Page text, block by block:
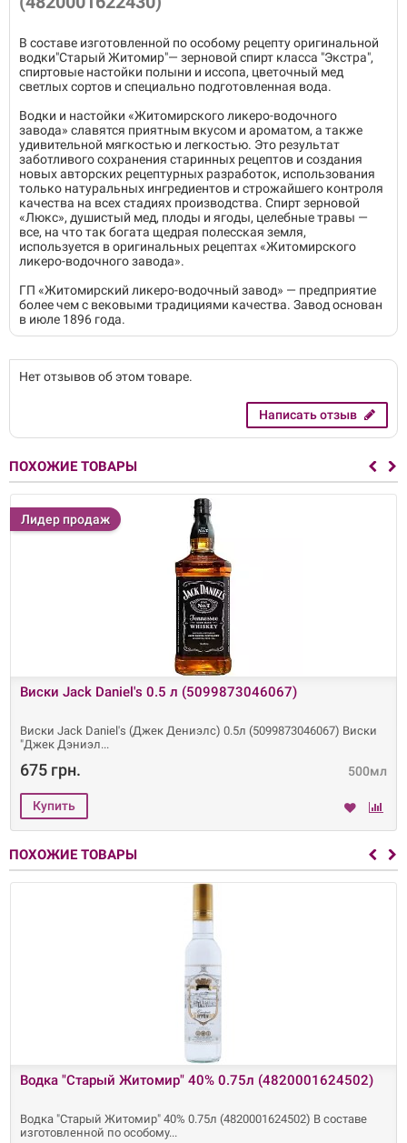
В составе изготовленной по особому рецепту оригинальной
водки"Старый Житомир"— зерновой спирт класса "Экстра",
спиртовые настойки полыни и иссопа, цветочный мед
светлых сортов и специально подготовленная вода.
Водки и настойки «Житомирского ликеро-водочного
завода» славятся приятным вкусом и ароматом, а также
удивительной мягкостью и легкостью. Это результат
заботливого сохранения старинных рецептов и создания
новых авторских рецептурных разработок, использования
только натуральных ингредиентов и строжайшего контроля
качества на всех стадиях производства. Спирт зерновой
«Люкс», душистый мед, плоды и ягоды, целебные травы —
все, на что так богата щедрая полесская земля,
используется в оригинальных рецептах «Житомирского
ликеро-водочного завода».
ГП «Житомирский ликеро-водочный завод» — предприятие
более чем с вековыми традициями качества. Завод основан
в июле 1896 года.
Нет отзывов об этом товаре.
Написать отзыв
ПОХОЖИЕ ТОВАРЫ
Лидер продаж
Виски Jack Daniel's 0.5 л (5099873046067)
Виски Jack Daniel's (Джек Дениэлс) 0.5л (5099873046067) Виски
"Джек Дэниэл
500мл
675 грн.
ПОХОЖИЕ ТОВАРЫ
Водка "Старый Житомир" 40% 0.75л (4820001624502)
Водка "Старый Житомир" 40% 0.75л (4820001624502) В составе
изготовленной по особому